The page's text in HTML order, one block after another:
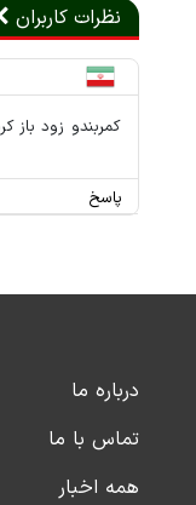
نظرات کاربران
کمربندو زود
پاسخ
درباره ما
تماس با ما
همه اخبار